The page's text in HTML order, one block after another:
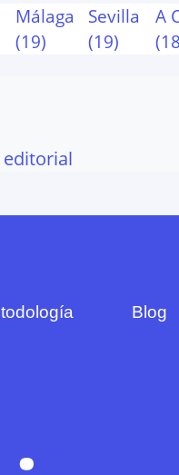
Málaga
(19)
Sevilla
(19)
A
(
editorial
Blog